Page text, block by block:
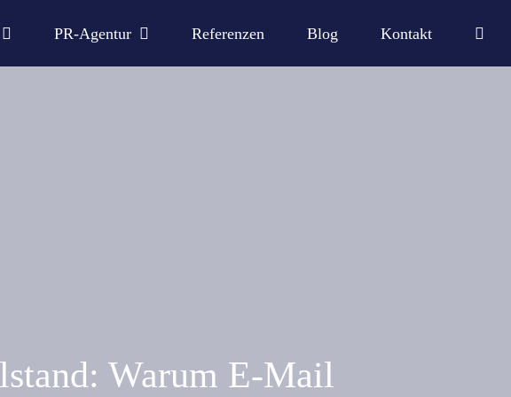
PR-Agentur Referenzen Blog Kontakt
Warum E-Mail